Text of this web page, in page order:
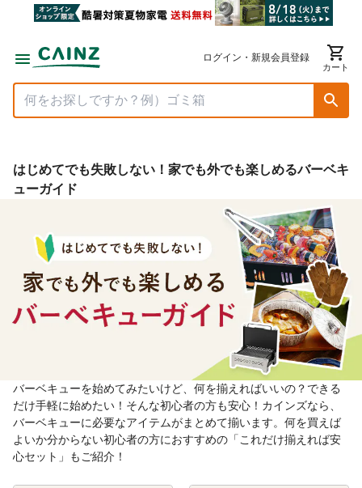
ログイン・新規会員登録
カート
はじめてでも失敗しない！家でも外でも楽しめるバーベキ
ューガイド
バーベキューを始めてみたいけど、何を揃えればいいの？できる
だけ手軽に始めたい！そんな初心者の方も安心！カインズなら、
バーベキューに必要なアイテムがまとめて揃います。何を買えば
よいか分からない初心者の方におすすめの「これだけ揃えれば安
心セット」もご紹介！